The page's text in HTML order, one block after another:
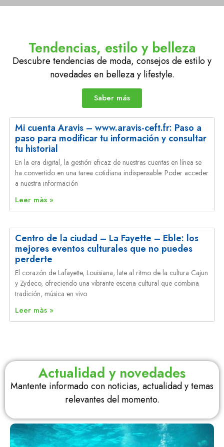
Tendencias, estilo y belleza
Descubre tendencias de moda, consejos de estilo y
novedades en belleza y lifestyle.
Saber más
Mi cuenta Aravis – www.aravis-ceft.fr: Paso a
paso para modificar tu información y consultar
tu historial
En la era digital, la gestión eficaz de nuestras cuentas en línea se
ha convertido en una tarea cotidiana indispensable. Poder acceder
a nuestra información
Leer màs »
Centro de la ciudad – La Fayette – Eble: los
mejores eventos culturales que no puedes
perderte
El corazón de Lafayette, Louisiana, late al ritmo de la cultura Cajun
y Zydeco, ofreciendo una vibrante escena cultural que combina
tradición, música en vivo
Leer màs »
Actualidad y novedades
Mantente informado con noticias, actualidad y temas
relevantes del momento.